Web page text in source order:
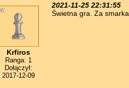
Krfiros
Ranga: 1
Dołączył:
2017-12-09
2021-11-25 22:31:55
Świetna gra. Za